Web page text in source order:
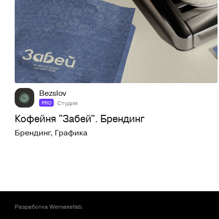
Bezslov
PRO Студия
Кофейня "Забей". Брендинг
Брендинг, Графика
РазработкаWemakefab.